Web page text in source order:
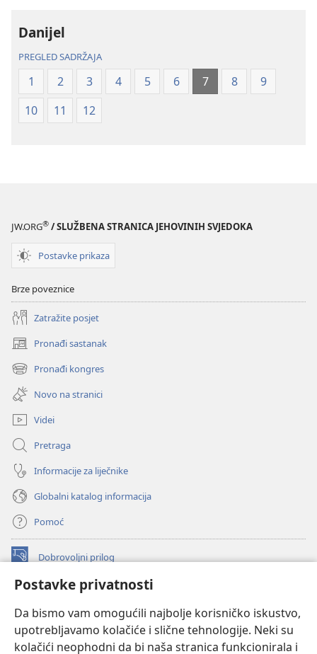
Postavke privatnosti
Da bismo vam omogućili najbolje korisničko iskustvo,
upotrebljavamo kolačiće i slične tehnologije. Neki su
kolačići neophodni da bi naša stranica funkcionirala i
Danijel
PREGLED SADRŽAJA
1 2 3 4 5 6 7 8
9
10
11 12
JW.ORG® / SLUŽBENA STRANICA JEHOVINIH SVJEDOKA
Postavke prikaza
Brze poveznice
Zatražite posjet
Pronađi sastanak
(otvara
se
novi
prozor)
Pronađi kongres
(otvara
se
novi
prozor)
Novo na stranici
Videi
Pretraga
Informacije za liječnike
Globalni katalog informacija
Pomoć
Dobrovoljni prilog
(otvara
novi
INTERNETSKA BIBLIOTEKA Watchtower
se
novi
prozor)
JW Hub
(otvara
se